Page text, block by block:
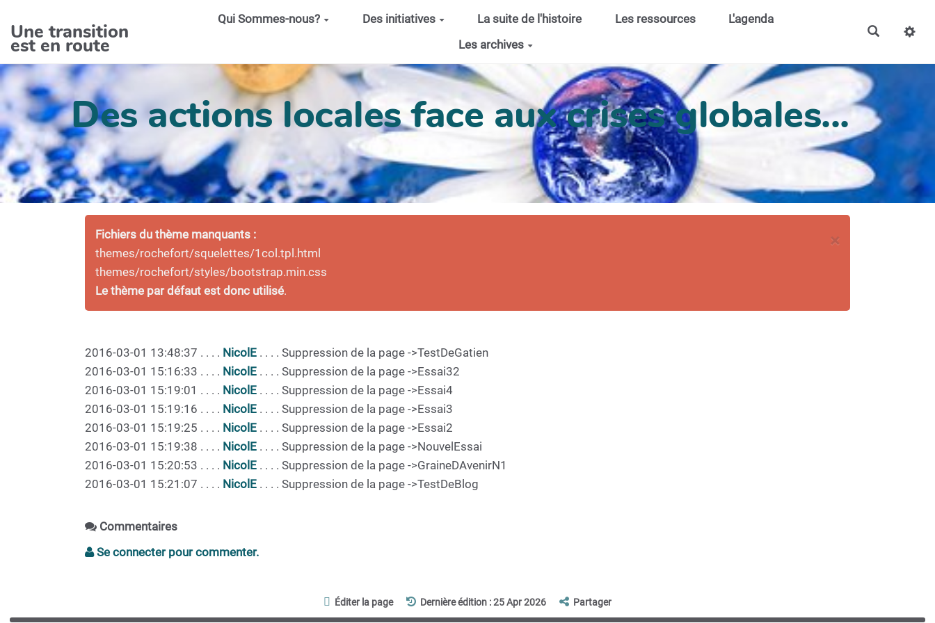
Une transition
est en route
Qui Sommes-nous? Des initiatives La suite de l'histoire Les ressources
L'agenda
Les archives
Des actions locales face aux crises globales...
×
Fichiers du thème manquants :
themes/rochefort/squelettes/1col.tpl.html
themes/rochefort/styles/bootstrap.min.css
Le thème par défaut est donc utilisé.
2016-03-01 13:48:37 . . . . NicolE . . . . Suppression de la page ->TestDeGatien
2016-03-01 15:16:33 . . . . NicolE . . . . Suppression de la page ->Essai32
2016-03-01 15:19:01 . . . . NicolE . . . . Suppression de la page ->Essai4
2016-03-01 15:19:16 . . . . NicolE . . . . Suppression de la page ->Essai3
2016-03-01 15:19:25 . . . . NicolE . . . . Suppression de la page ->Essai2
2016-03-01 15:19:38 . . . . NicolE . . . . Suppression de la page ->NouvelEssai
2016-03-01 15:20:53 . . . . NicolE . . . . Suppression de la page ->GraineDAvenirN1
2016-03-01 15:21:07 . . . . NicolE . . . . Suppression de la page ->TestDeBlog
Commentaires
Se connecter pour commenter.
Éditer la page Dernière édition : 25 Apr 2026 Partager